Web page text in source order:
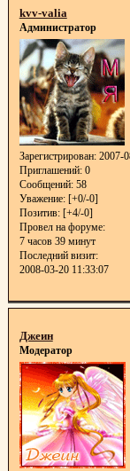
kvv-valia
Администратор
Зарегистрирован: 2007-
Приглашений:0
Сообщений:58
Уважение: [+0/-0]
Позитив: [+4/-0]
Провел на форуме:
7 часов 39 минут
Последний визит:
2008-03-20 11:33:07
Джеин
Модератор